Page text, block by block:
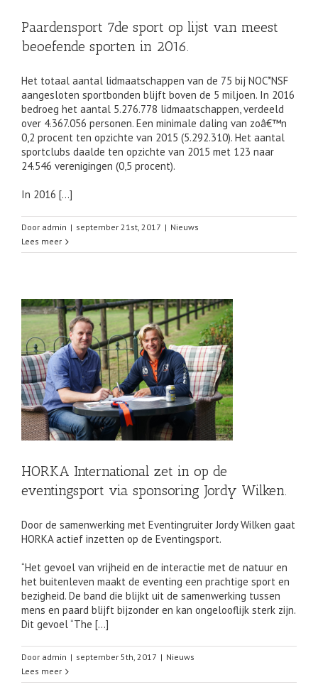
Paardensport 7de sport op lijst van meest
beoefende sporten in 2016.
Het totaal aantal lidmaatschappen van de 75 bij NOC*NSF
aangesloten sportbonden blijft boven de 5 miljoen. In 2016
bedroeg het aantal 5.276.778 lidmaatschappen, verdeeld
over 4.367.056 personen. Een minimale daling van zoâ€™n
0,2 procent ten opzichte van 2015 (5.292.310). Het aantal
sportclubs daalde ten opzichte van 2015 met 123 naar
24.546 verenigingen (0,5 procent).
In 2016 […]
Door admin | september 21st, 2017 | Nieuws
Lees meer
HORKA International zet in op de
eventingsport via sponsoring Jordy Wilken.
Door de samenwerking met Eventingruiter Jordy Wilken gaat
HORKA actief inzetten op de Eventingsport.
“Het gevoel van vrijheid en de interactie met de natuur en
het buitenleven maakt de eventing een prachtige sport en
bezigheid. De band die blijkt uit de samenwerking tussen
mens en paard blijft bijzonder en kan ongelooflijk sterk zijn.
Dit gevoel “The […]
Door admin | september 5th, 2017 | Nieuws
Lees meer